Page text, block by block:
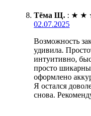
Тёма Щ. : ★ ★
02.07.2025
Возможность
удивила.
интуитивно,
просто
оформлено
Я остался
снова.